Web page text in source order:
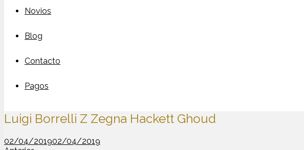
Novios
Blog
Contacto
Pagos
Luigi Borrelli Z Zegna Hackett Ghoud
02/04/201902/04/2019